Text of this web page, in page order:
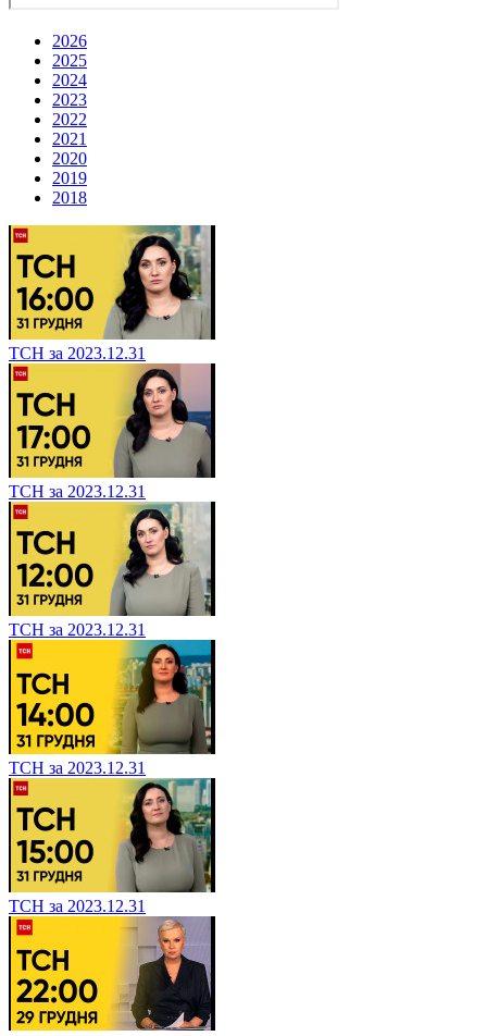
2026
2025
2024
2023
2022
2021
2020
2019
2018
ТСН за 2023.12.31
ТСН за 2023.12.31
ТСН за 2023.12.31
ТСН за 2023.12.31
ТСН за 2023.12.31